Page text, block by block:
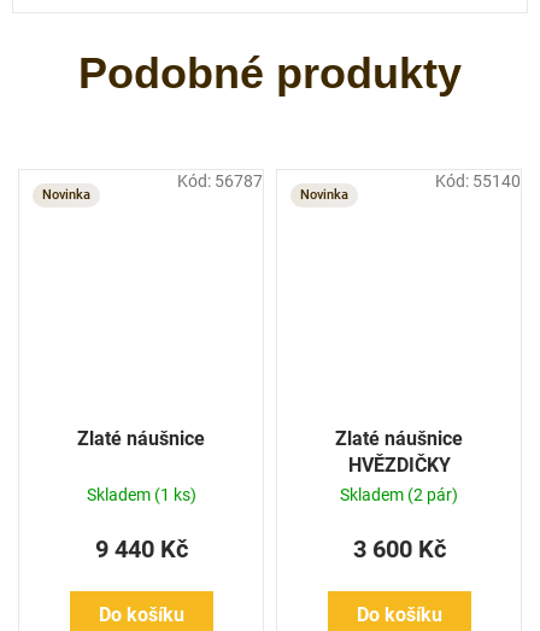
Novinka
Zlaté náušnice
Skladem (1 ks)
9 440 Kč
Do košíku
Kód: 56787
Novinka
Zlaté náušnice
HVĚZDIČKY
Skladem (2 pár)
3 600 Kč
Do košíku
Kód: 55140